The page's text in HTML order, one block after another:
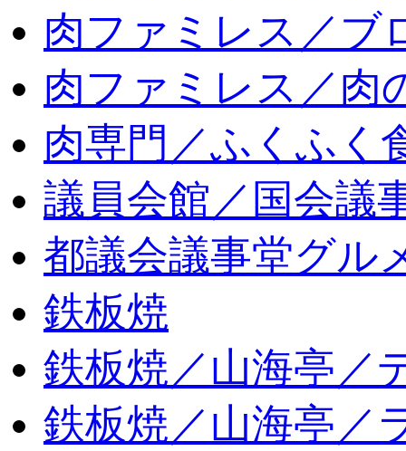
肉ファミレス／ブ
肉ファミレス／肉
肉専門／ふくふく
議員会館／国会議
都議会議事堂グル
鉄板焼
鉄板焼／山海亭／
鉄板焼／山海亭／